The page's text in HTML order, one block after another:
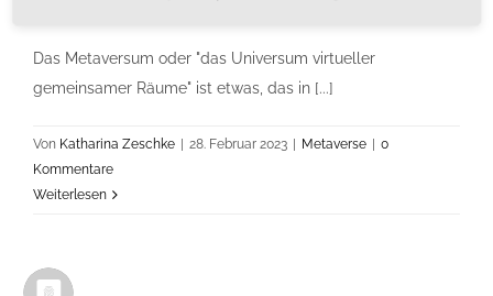
Das Metaversum oder "das Universum virtueller
gemeinsamer Räume" ist etwas, das in [...]
Von Katharina Zeschke | 28. Februar 2023 | Metaverse | 0
Kommentare
Weiterlesen